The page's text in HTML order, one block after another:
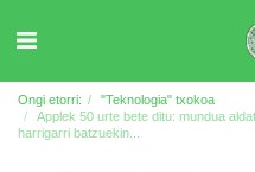
Ongi etorri:
"Teknologia" txokoa
Applek 50 urte bete ditu: mundua
harrigarri batzuekin...